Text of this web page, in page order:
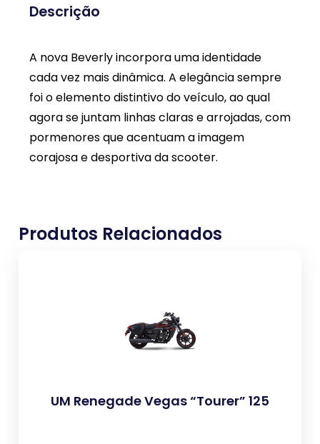
Descrição
A nova Beverly incorpora uma identidade
cada vez mais dinâmica. A elegância sempre
foi o elemento distintivo do veículo, ao qual
agora se juntam linhas claras e arrojadas, com
pormenores que acentuam a imagem
corajosa e desportiva da scooter.
Produtos Relacionados
UM Renegade Vegas “Tourer” 125